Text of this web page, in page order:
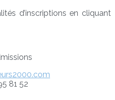
d’inscriptions en cliquant
81 52